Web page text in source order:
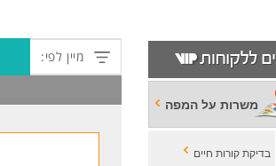
משרות על המפה
בדיקת קורות חיים
מיין לפי: